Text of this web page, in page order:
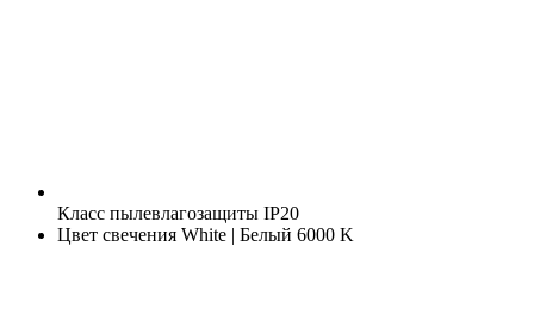
Класс пылевлагозащиты IP20
Цвет свечения White | Белый 6000 K